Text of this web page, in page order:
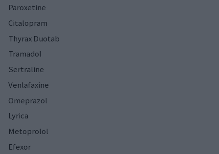
Paroxetine
Citalopram
Thyrax Duotab
Tramadol
Sertraline
Venlafaxine
Omeprazol
Lyrica
Metoprolol
Efexor